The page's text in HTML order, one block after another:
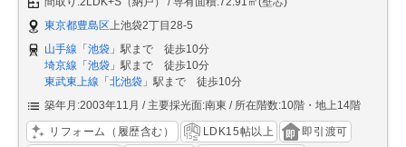
東京都豊島区 上池袋2丁目28-5
山手線 「池袋 」駅まで 徒歩10分
埼京線 「池袋 」駅まで 徒歩10分
東武東上線 「北池袋 」駅まで 徒歩10分
築年月:2003年11月
主要採光面:南東 所在階数:10階・地上14階
リフォーム（履歴含む） LDK15帖以上
即引渡可